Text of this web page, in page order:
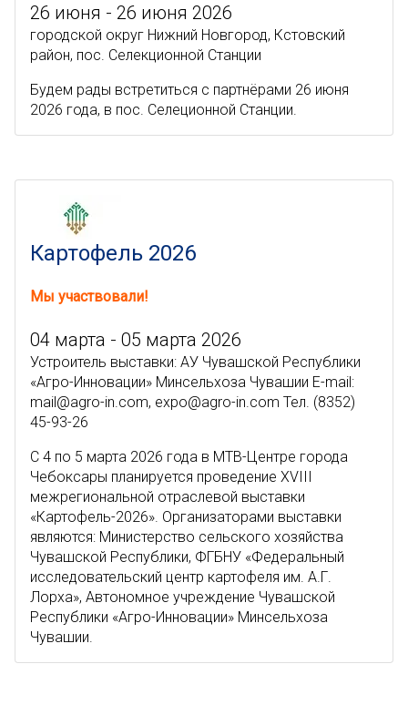
26 июня - 26 июня 2026
городской округ Нижний Новгород, Кстовский
район, пос. Селекционной Станции
Будем рады встретиться с партнёрами 26 июня
2026 года, в пос. Селеционной Станции.
Картофель 2026
Мы участвовали!
04 марта - 05 марта 2026
Устроитель выставки: АУ Чувашской Республики
«Агро-Инновации» Минсельхоза Чувашии E-mail:
mail@agro-in.com, expo@agro-in.com Тел. (8352)
45-93-26
C 4 по 5 марта 2026 года в МТВ-Центре города
Чебоксары планируется проведение XVIII
межрегиональной отраслевой выставки
«Картофель-2026». Организаторами выставки
являются: Министерство сельского хозяйства
Чувашской Республики, ФГБНУ «Федеральный
исследовательский центр картофеля им. А.Г.
Лорха», Автономное учреждение Чувашской
Республики «Агро-Инновации» Минсельхоза
Чувашии.